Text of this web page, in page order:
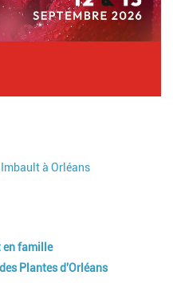
à Orléans
en famille
Plantes d'Orléans